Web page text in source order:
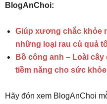
BlogAnChoi:
Giúp xương chắc khỏe
những loại rau củ quả
Bồ công anh – Loài
tiềm năng cho sức khỏe
Hãy đón xem BlogAnChoi